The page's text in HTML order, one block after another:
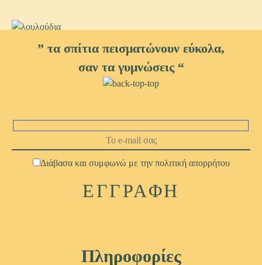
” τα σπίτια πεισματώνουν εύκολα,
σαν τα γυμνώσεις “
Διάβασα και συμφωνώ με την πολιτική απορρήτου
Πληροφορίες